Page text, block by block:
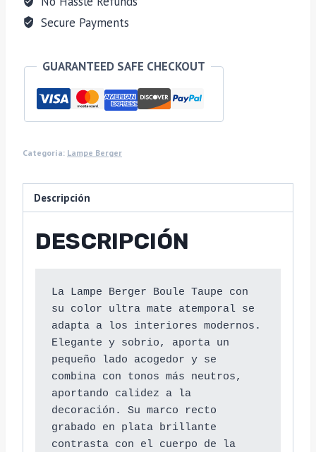
Secure Payments
GUARANTEED SAFE CHECKOUT
Categoría: Lampe Berger
Descripción
DESCRIPCIÓN
La Lampe Berger Boule Taupe con
su color ultra mate atemporal se
adapta a los interiores modernos.
Elegante y sobrio, aporta un
pequeño lado acogedor y se
combina con tonos más neutros,
aportando calidez a la
decoración. Su marco recto
grabado en plata brillante
contrasta con el cuerpo de la